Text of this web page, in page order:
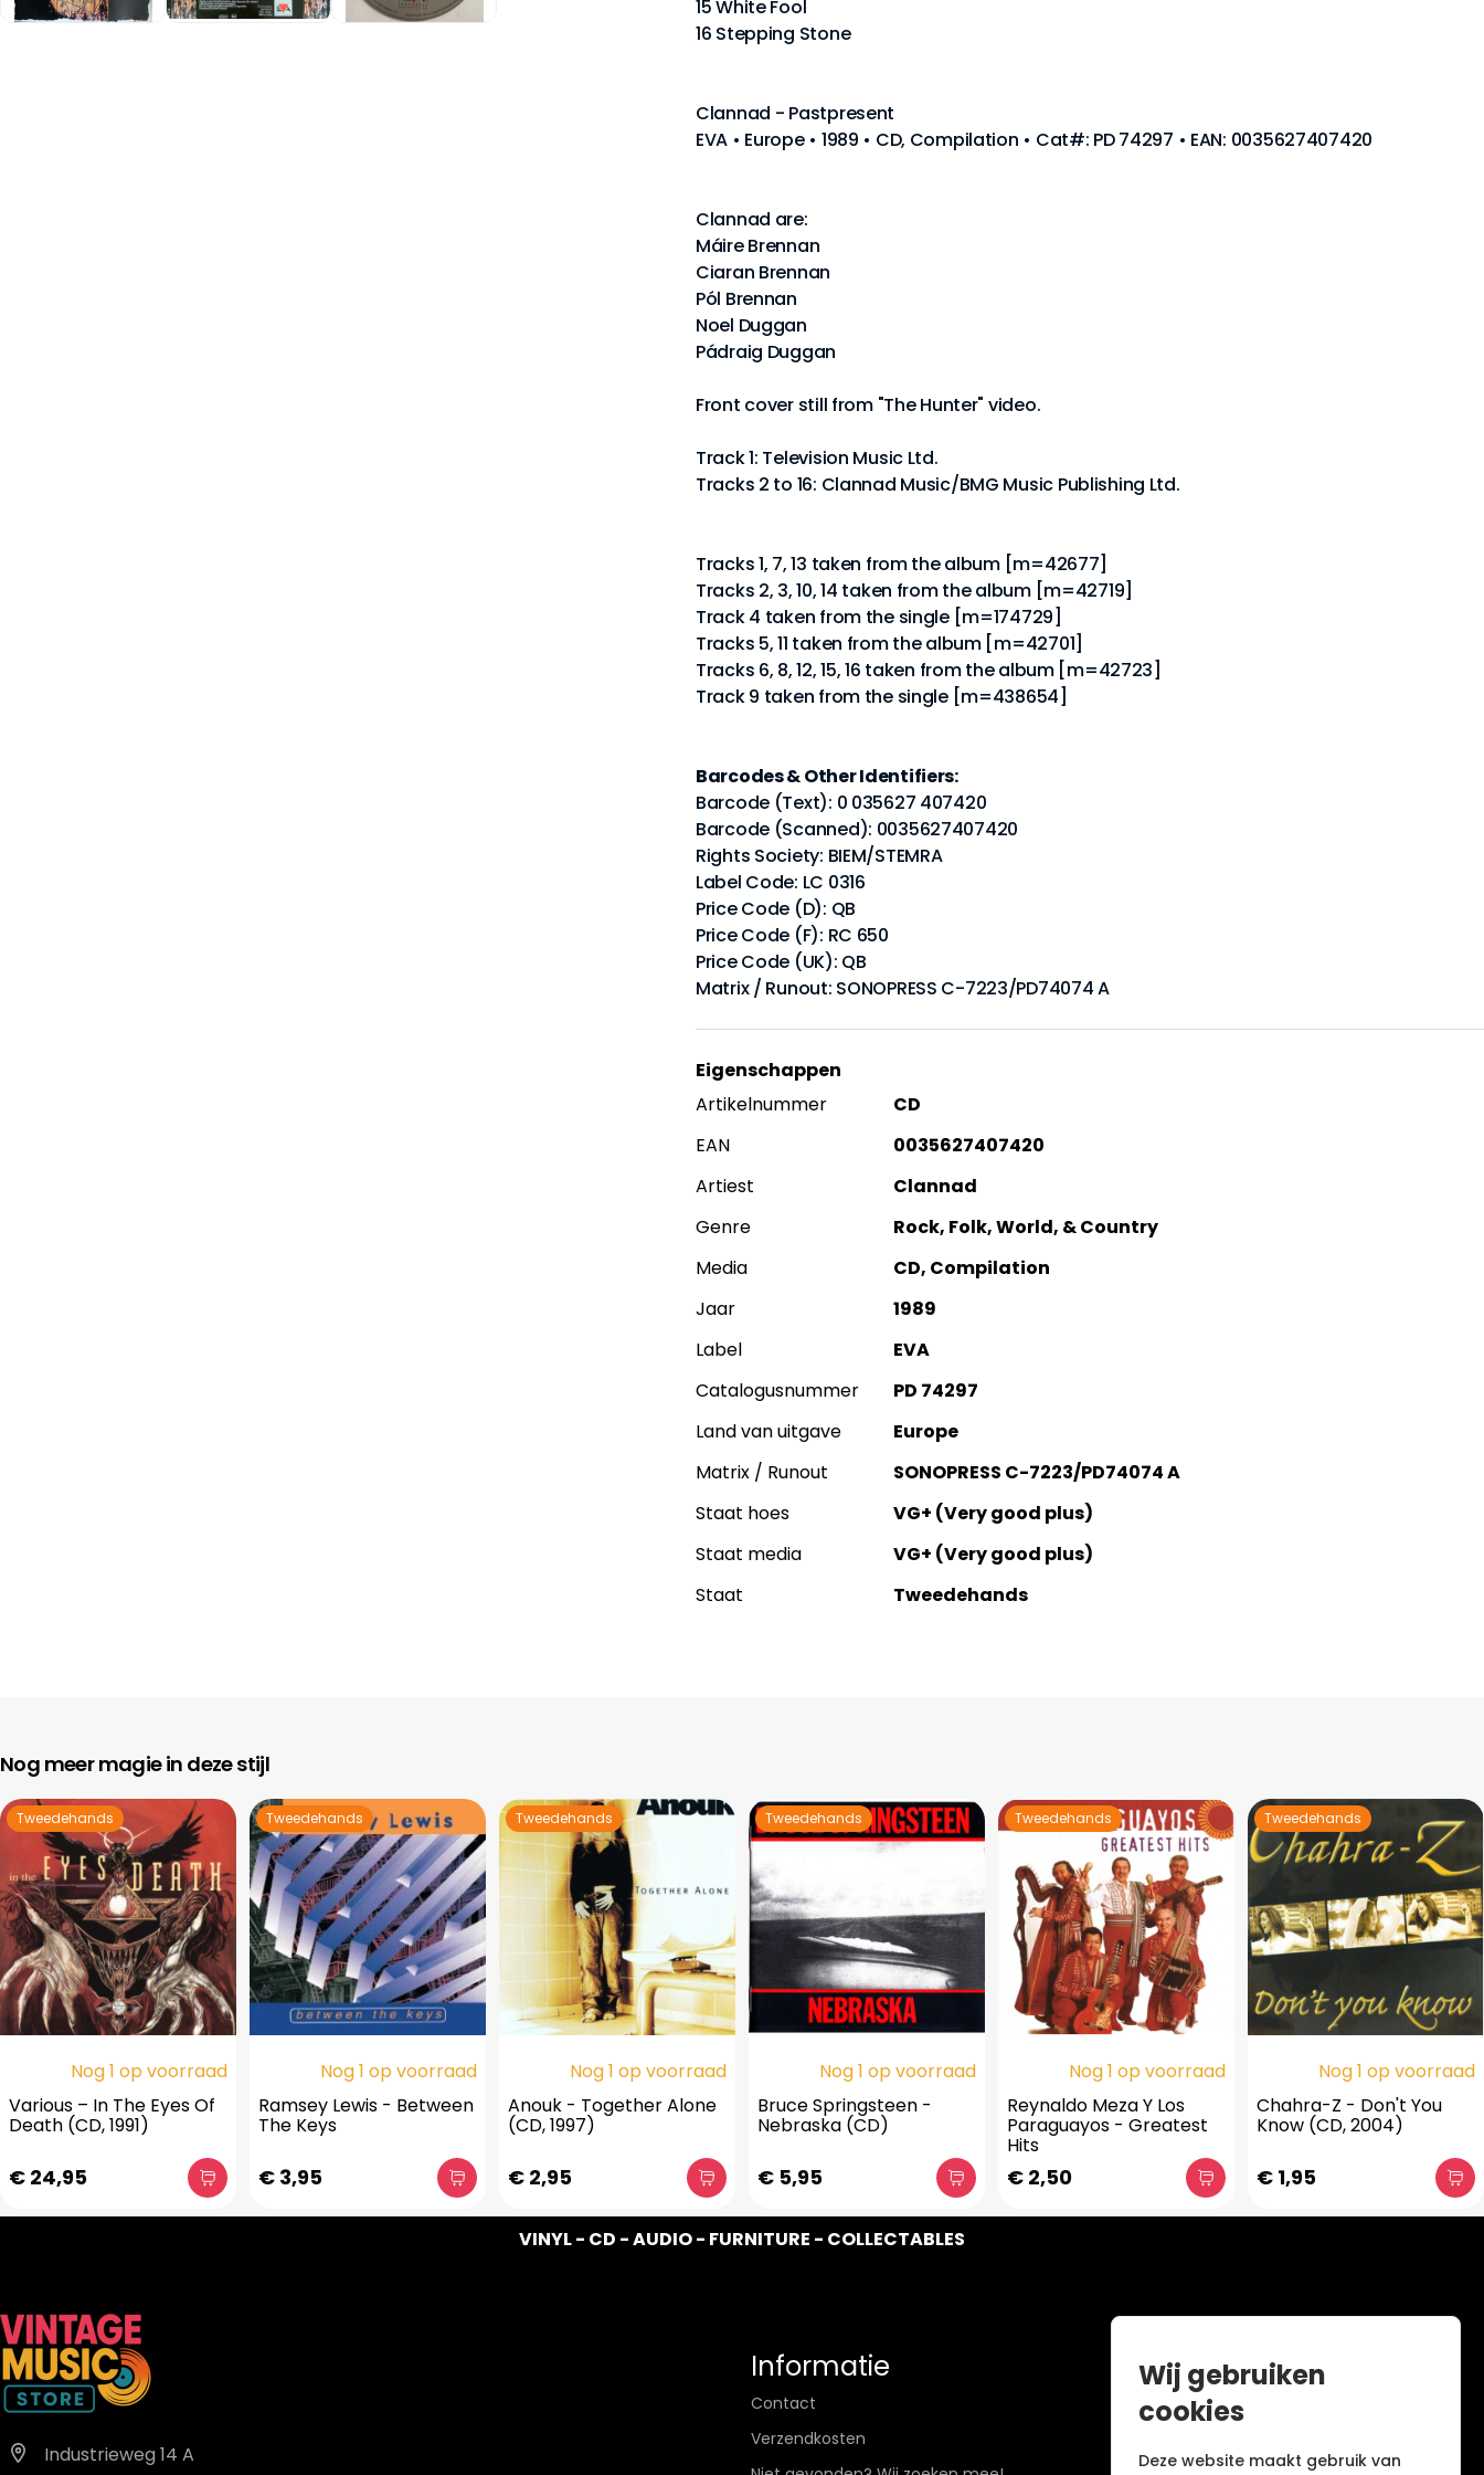
15 White Fool
16 Stepping Stone
Clannad - Pastpresent
EVA • Europe • 1989 • CD, Compilation • Cat#: PD 74297 • EAN: 0035627407420
Clannad are:
Máire Brennan
Ciaran Brennan
Pól Brennan
Noel Duggan
Pádraig Duggan
Front cover still from "The Hunter" video.
Track 1: Television Music Ltd.
Tracks 2 to 16: Clannad Music/BMG Music Publishing Ltd.
Tracks 1, 7, 13 taken from the album [m=42677]
Tracks 2, 3, 10, 14 taken from the album [m=42719]
Track 4 taken from the single [m=174729]
Tracks 5, 11 taken from the album [m=42701]
Tracks 6, 8, 12, 15, 16 taken from the album [m=42723]
Track 9 taken from the single [m=438654]
Barcodes & Other Identifiers:
Barcode (Text): 0 035627 407420
Barcode (Scanned): 0035627407420
Rights Society: BIEM/STEMRA
Label Code: LC 0316
Price Code (D): QB
Price Code (F): RC 650
Price Code (UK): QB
Matrix / Runout: SONOPRESS C-7223/PD74074 A
Eigenschappen
Artikelnummer
CD
EAN
0035627407420
Artiest
Clannad
Genre
Rock, Folk, World, & Country
Media
CD, Compilation
Jaar
1989
Label
EVA
Catalogusnummer
PD 74297
Land van uitgave
Europe
Matrix / Runout
SONOPRESS C-7223/PD74074 A
Staat hoes
VG+ (Very good plus)
Staat media
VG+ (Very good plus)
Staat
Tweedehands
Nog meer magie in deze stijl
Tweedehands
Nog 1 op voorraad
Various – In The Eyes Of
Death (CD, 1991)
€ 24,95
Tweedehands
Nog 1 op voorraad
Ramsey Lewis - Between
The Keys
€ 3,95
Tweedehands
Nog 1 op voorraad
Anouk - Together Alone
(CD, 1997)
€ 2,95
Tweedehands
Nog 1 op voorraad
Bruce Springsteen -
Nebraska (CD)
€ 5,95
Tweedehands
Nog 1 op voorraad
Reynaldo Meza Y Los
Paraguayos - Greatest
Hits
€ 2,50
Tweedehands
Nog 1 op voorraad
Chahra-Z - Don't You
Know (CD, 2004)
€ 1,95
VINYL - CD - AUDIO - FURNITURE - COLLECTABLES
Industrieweg 14 A
Informatie
Contact
Verzendkosten
Wij gebruiken
cookies
Deze website maakt gebruik van